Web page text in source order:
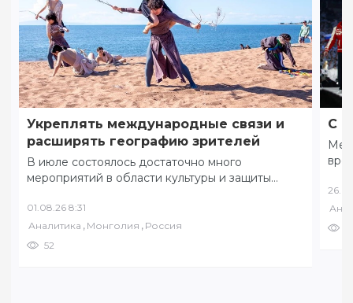
Укреплять международные связи и
расширять географию зрителей
В июле состоялось достаточно много
мероприятий в области культуры и защиты
уголках Забайкалья…
01.08.26 8:31
Аналитика , Монголия , Россия
52
С